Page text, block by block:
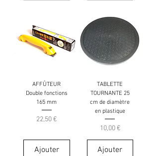
AFFÛTEUR
Double fonctions
165 mm
Prix
22,50 €
Ajouter
TABLETTE
TOURNANTE 25
cm de diamètre
en plastique
Prix
10,00 €
Ajouter